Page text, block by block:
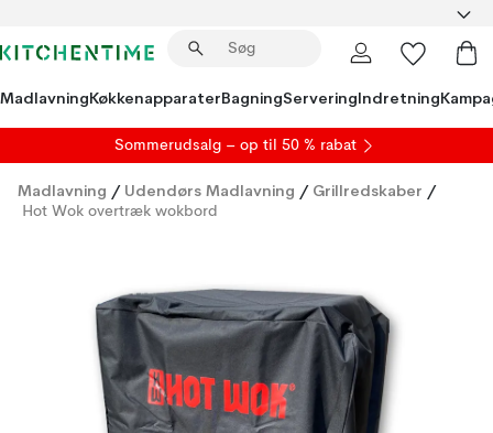
MadlavningKøkkenapparaterBagningServeringIndretning
Sommerudsalg – op til 50 % rabat
Madlavning / Udendørs Madlavning / Grillredskaber /
Hot Wok overtræk wokbord